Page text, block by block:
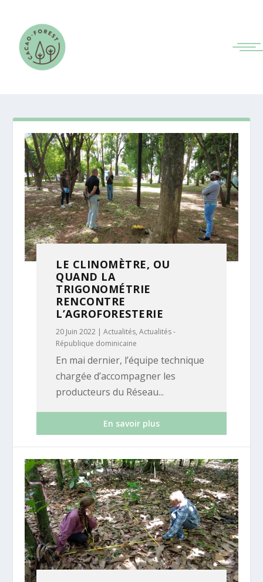
LE CLINOMÈTRE, OU
QUAND LA
TRIGONOMÉTRIE
RENCONTRE
L’AGROFORESTERIE
20 Juin 2022 |Actualités,Actualités -
République dominicaine
En mai dernier, l’équipe technique
chargée d’accompagner les
producteurs du Réseau...
En savoir plus